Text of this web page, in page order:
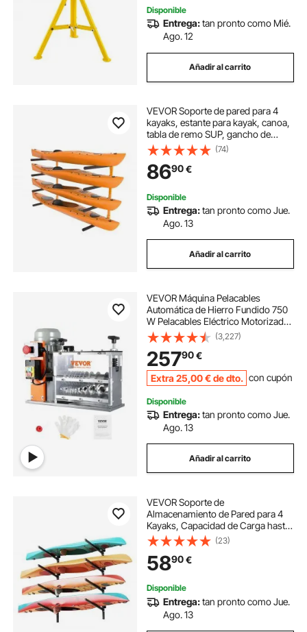
Disponible
Entrega:tan pronto como Mié.
Ago. 12
Añadir al carrito
VEVOR Soporte de pared para 4
kayaks, estante para kayak, canoa,
tabla de remo SUP, gancho de
almacenamiento para kayak con
brazos acolchados ajustables,
carga de 181,6 kg
(74)
8690€
Disponible
Entrega:tan pronto como Jue.
Ago. 13
Añadir al carrito
VEVOR Máquina Pelacables
Automática de Hierro Fundido 750
W Pelacables Eléctrico Motorizado
de 1,5-32 mm Pelacables de 30
m/min con Manivela Manual Extra
10 Canales para Reciclaje de
Chatarra de Cobre
(3,227)
25790€
Extra 25,00 €de dto. con cupón
Disponible
Entrega:tan pronto como Jue.
Ago. 13
Añadir al carrito
VEVOR Soporte de
Almacenamiento de Pared para 4
Kayaks, Capacidad de Carga hasta
136 kg, Estantes de Pared,
Ajustable y Compatible con Interior
y Exterior, para Canoa Tabla de Surf
Remo Barco Pequeño
(23)
5890€
Disponible
Entrega:tan pronto como Jue.
Ago. 13